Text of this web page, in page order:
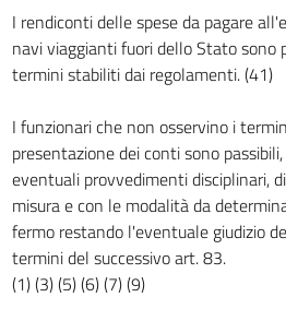
23
24
26
27
28
29
Dell'anno finanziario e del
I rendiconti delle spese da pagare
navi viaggianti fuori dello Stato sono
termini stabiliti dai regolamenti. (41)
I funzionari che non osservino i
presentazione dei conti sono
eventuali provvedimenti disciplinari,
misura e con le modalità da
fermo restando l'eventuale giudizio
termini del successivo art. 83.
(1) (3) (5) (6) (7) (9)